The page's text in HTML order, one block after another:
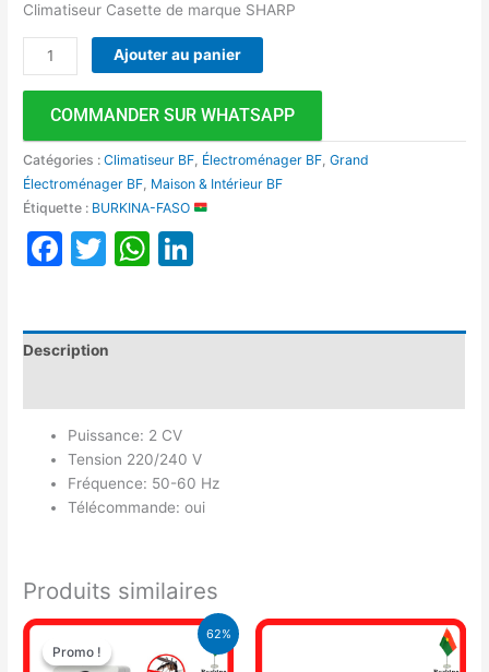
Climatiseur Casette de marque SHARP
Ajouter au panier
COMMANDER SUR WHATSAPP
Catégories :Climatiseur BF Électroménager BF ,Grand
Électroménager BF Maison & Intérieur BF
Étiquette : BURKINA-FASO
Facebook
TwitterWhatsApp
Description
Puissance: 2 CV
Tension 220/240 V
Fréquence: 50-60 Hz
Télécommande: oui
Produits similaires
62%
Promo !
Promo !
Le
prix
initial
Le
actuel